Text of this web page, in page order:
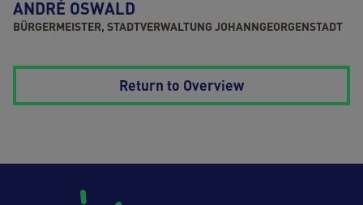
ANDRÉ OSWALD
BÜRGERMEISTER, STADTVERWALTUNG JOHANNGEORGENSTADT
Return to Overview